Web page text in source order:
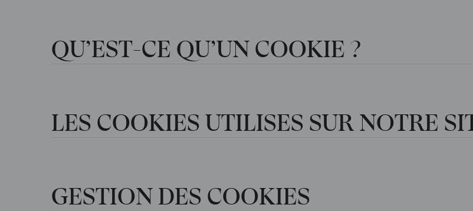
QU’EST-CE QU’UN COOKIE ?
LES COOKIES UTILISES SUR NOTRE
GESTION DES COOKIES